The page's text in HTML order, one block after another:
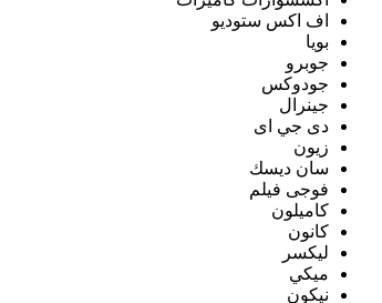
اف اكس ستوديو
بويا
جوبرو
جودوكس
جينرال
دى جي اى
زيون
سان ديسك
فوجى فيلم
كاميلون
كانون
ليكسر
ميكي
نيكون